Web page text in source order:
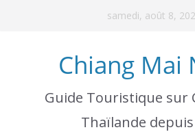
samedi, août 8,
Chiang Mai
Guide Touristique sur
Thaïlande depuis